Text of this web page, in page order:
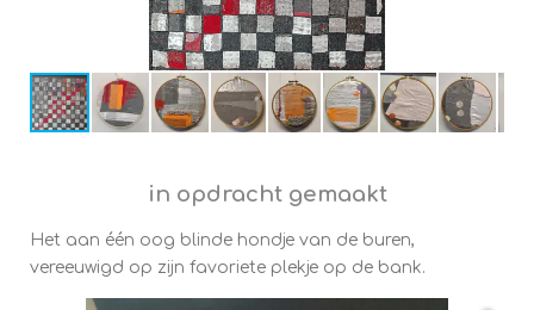
in opdracht gemaakt
Het aan één oog blinde hondje van de buren,
vereeuwigd op zijn favoriete plekje op de bank.